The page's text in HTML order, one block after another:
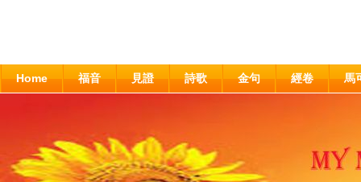
Home 福音 見證 詩歌 金句 經卷 馬